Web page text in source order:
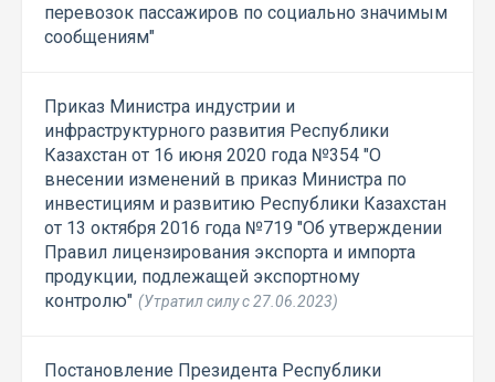
перевозок пассажиров по социально значимым
сообщениям"
Приказ Министра индустрии и
инфраструктурного развития Республики
Казахстан от 16 июня 2020 года №354 "О
внесении изменений в приказ Министра по
инвестициям и развитию Республики Казахстан
от 13 октября 2016 года №719 "Об утверждении
Правил лицензирования экспорта и импорта
продукции, подлежащей экспортному
контролю" (Утратил силу с 27.06.2023)
Постановление Президента Республики